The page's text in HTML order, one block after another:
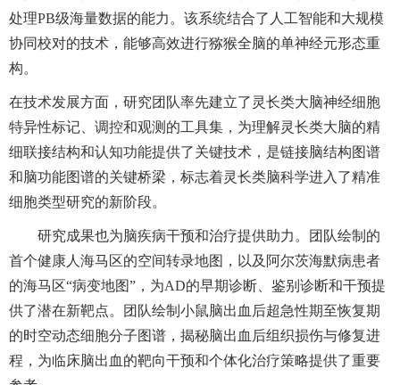
处理PB级海量数据的能力。该系统结合了人工智能和大规模
协同校对的技术，能够高效进行猕猴全脑的单神经元形态重
构。
在技术发展方面，研究团队率先建立了灵长类大脑神经细胞
特异性标记、调控和观测的工具集，为理解灵长类大脑的精
细联接结构和认知功能提供了关键技术，是链接脑结构图谱
和脑功能图谱的关键桥梁，标志着灵长类脑科学进入了精准
细胞类型研究的新阶段。
研究成果也为脑疾病干预和治疗提供助力。团队绘制的
首个健康人海马区的空间转录地图，以及阿尔茨海默病患者
的海马区“病变地图”，为AD的早期诊断、鉴别诊断和干预提
供了潜在新靶点。团队绘制小鼠脑出血后超急性期至恢复期
的时空动态细胞分子图谱，揭秘脑出血后组织损伤与修复进
程，为临床脑出血的靶向干预和个体化治疗策略提供了重要